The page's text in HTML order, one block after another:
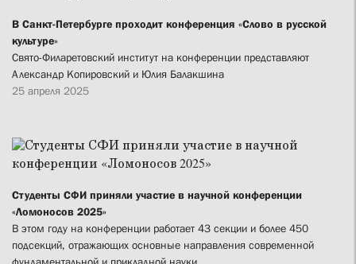
В Санкт-Петербурге проходит конференция «Слово в русской
культуре»
Свято-Филаретовский институт на конференции представляют
Александр Копировский и Юлия Балакшина
25 апреля 2025
Студенты СФИ приняли участие в научной конференции
«Ломоносов 2025»
В этом году на конференции работает 43 секции и более 450
подсекций, отражающих основные направления современной
фундаментальной и прикладной науки